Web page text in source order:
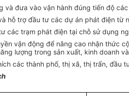
và đưa vào vận hành đúng tiến độ
hỗ trợ đầu tư các dự án phát điện từ
các trạm phát điện tại chỗ sử dụng
vận động để nâng cao nhận thức
lượng trong sản xuất, kinh doanh
các thành phố, thị xã, thị trấn, đầu